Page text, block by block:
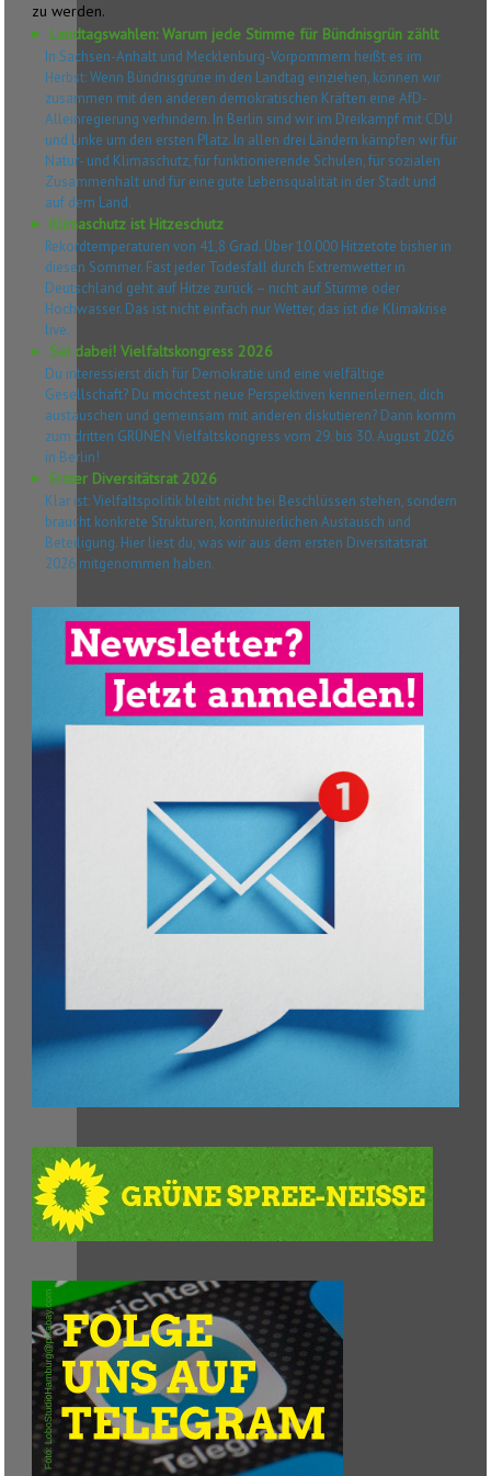
zu werden.
Landtagswahlen: Warum jede Stimme für Bündnisgrün zählt
In Sachsen-Anhalt und Mecklenburg-Vorpommern heißt es im
Herbst: Wenn Bündnisgrüne in den Landtag einziehen, können wir
zusammen mit den anderen demokratischen Kräften eine AfD-
Alleinregierung verhindern. In Berlin sind wir im Dreikampf mit CDU
und Linke um den ersten Platz. In allen drei Ländern kämpfen wir für
Natur- und Klimaschutz, für funktionierende Schulen, für sozialen
Zusammenhalt und für eine gute Lebensqualität in der Stadt und
auf dem Land.
Klimaschutz ist Hitzeschutz
Rekordtemperaturen von 41,8 Grad. Über 10.000 Hitzetote bisher in
diesen Sommer. Fast jeder Todesfall durch Extremwetter in
Deutschland geht auf Hitze zurück – nicht auf Stürme oder
Hochwasser. Das ist nicht einfach nur Wetter, das ist die Klimakrise
live.
Sei dabei! Vielfaltskongress 2026
Du interessierst dich für Demokratie und eine vielfältige
Gesellschaft? Du möchtest neue Perspektiven kennenlernen, dich
austauschen und gemeinsam mit anderen diskutieren? Dann komm
zum dritten GRÜNEN Vielfaltskongress vom 29. bis 30. August 2026
in Berlin!
Erster Diversitätsrat 2026
Klar ist: Vielfaltspolitik bleibt nicht bei Beschlüssen stehen, sondern
braucht konkrete Strukturen, kontinuierlichen Austausch und
Beteiligung. Hier liest du, was wir aus dem ersten Diversitätsrat
2026 mitgenommen haben.